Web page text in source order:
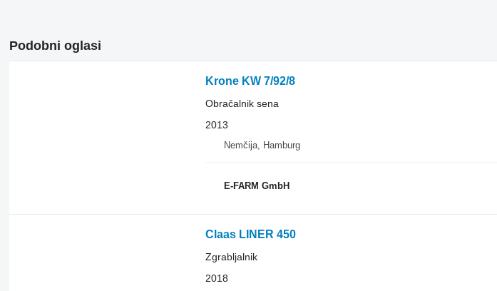
Podobni oglasi
Krone KW 7/92/8
Obračalnik sena
2013
Nemčija, Hamburg
E-FARM GmbH
Claas LINER 450
Zgrabljalnik
2018